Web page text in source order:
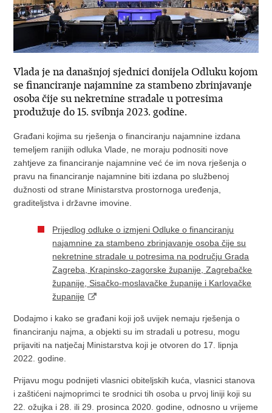
Vlada je na današnjoj sjednici donijela Odluku kojom
se financiranje najamnine za stambeno zbrinjavanje
osoba čije su nekretnine stradale u potresima
produžuje do 15. svibnja 2023. godine.
Građani kojima su rješenja o financiranju najamnine izdana
temeljem ranijih odluka Vlade, ne moraju podnositi nove
zahtjeve za financiranje najamnine već će im nova rješenja o
pravu na financiranje najamnine biti izdana po službenoj
dužnosti od strane Ministarstva prostornoga uređenja,
graditeljstva i državne imovine.
Prijedlog odluke o izmjeni Odluke o financiranju
najamnine za stambeno zbrinjavanje osoba čije su
nekretnine stradale u potresima na području Grada
Zagreba, Krapinsko-zagorske županije, Zagrebačke
županije, Sisačko-moslavačke županije i Karlovačke
županije
Dodajmo i kako se građani koji još uvijek nemaju rješenja o
financiranju najma, a objekti su im stradali u potresu, mogu
prijaviti na natječaj Ministarstva koji je otvoren do 17. lipnja
2022. godine.
Prijavu mogu podnijeti vlasnici obiteljskih kuća, vlasnici stanova
i zaštićeni najmoprimci te srodnici tih osoba u prvoj liniji koji su
22. ožujka i 28. ili 29. prosinca 2020. godine, odnosno u vrijeme